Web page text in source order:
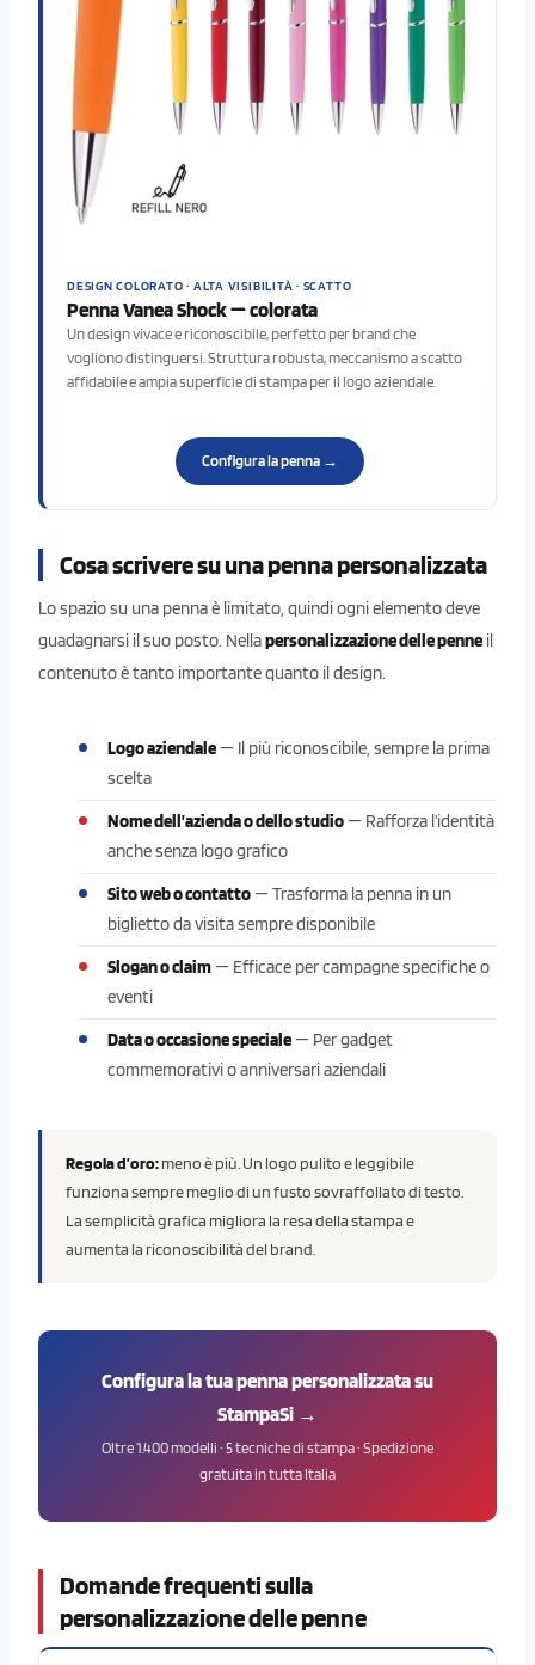
DESIGN COLORATO · ALTA VISIBILITÀ · SCATTO
Penna Vanea Shock — colorata
Un design vivace e riconoscibile, perfetto per brand che
vogliono distinguersi. Struttura robusta, meccanismo a scatto
affidabile e ampia superficie di stampa per il logo aziendale.
Configura la penna →
Cosa scrivere su una penna personalizzata
Lo spazio su una penna è limitato, quindi ogni elemento deve
guadagnarsi il suo posto. Nellapersonalizzazione delle penne il
contenuto è tanto importante quanto il design.
Logo aziendale— Il più riconoscibile, sempre la prima
scelta
Nome dell’azienda o dello studio— Rafforza l’identità
anche senza logo grafico
Sito web o contatto— Trasforma la penna in un
biglietto da visita sempre disponibile
Slogan o claim— Efficace per campagne specifiche o
eventi
Data o occasione speciale— Per gadget
commemorativi o anniversari aziendali
Regola d’oro:meno è più. Un logo pulito e leggibile
funziona sempre meglio di un fusto sovraffollato di testo.
La semplicità grafica migliora la resa della stampa e
aumenta la riconoscibilità del brand.
Configura la tua penna personalizzata su
StampaSi →
Oltre 1.400 modelli · 5 tecniche di stampa · Spedizione
gratuita in tutta Italia
Domande frequenti sulla
personalizzazione delle penne